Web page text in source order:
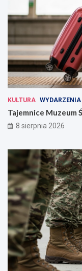
KULTURA WYDARZENIA
Tajemnice Muzeum
8 sierpnia 2026